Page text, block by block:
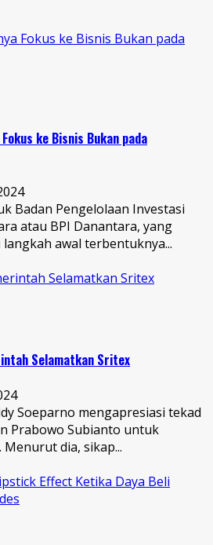
Fokus ke Bisnis Bukan pada
ke Bisnis Bukan pada
Badan Pengelolaan Investasi
atau BPI Danantara, yang
awal terbentuknya...
Selamatkan Sritex
Selamatkan Sritex
Soeparno mengapresiasi tekad
Prabowo Subianto untuk
dia, sikap...
Effect Ketika Daya Beli